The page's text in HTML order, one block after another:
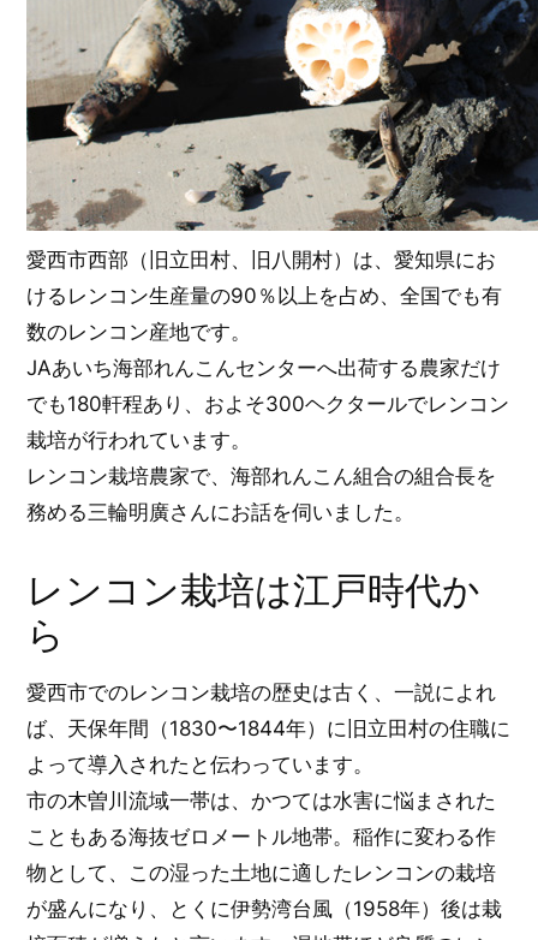
愛西市西部（旧立田村、旧八開村）は、愛知県にお
けるレンコン生産量の90％以上を占め、全国でも有
数のレンコン産地です。
JAあいち海部れんこんセンターへ出荷する農家だけ
でも180軒程あり、およそ300ヘクタールでレンコン
栽培が行われています。
レンコン栽培農家で、海部れんこん組合の組合長を
務める三輪明廣さんにお話を伺いました。
レンコン栽培は江戸時代か
ら
愛西市でのレンコン栽培の歴史は古く、一説によれ
ば、天保年間（1830〜1844年）に旧立田村の住職に
よって導入されたと伝わっています。
市の木曽川流域一帯は、かつては水害に悩まされた
こともある海抜ゼロメートル地帯。稲作に変わる作
物として、この湿った土地に適したレンコンの栽培
が盛んになり、とくに伊勢湾台風（1958年）後は栽